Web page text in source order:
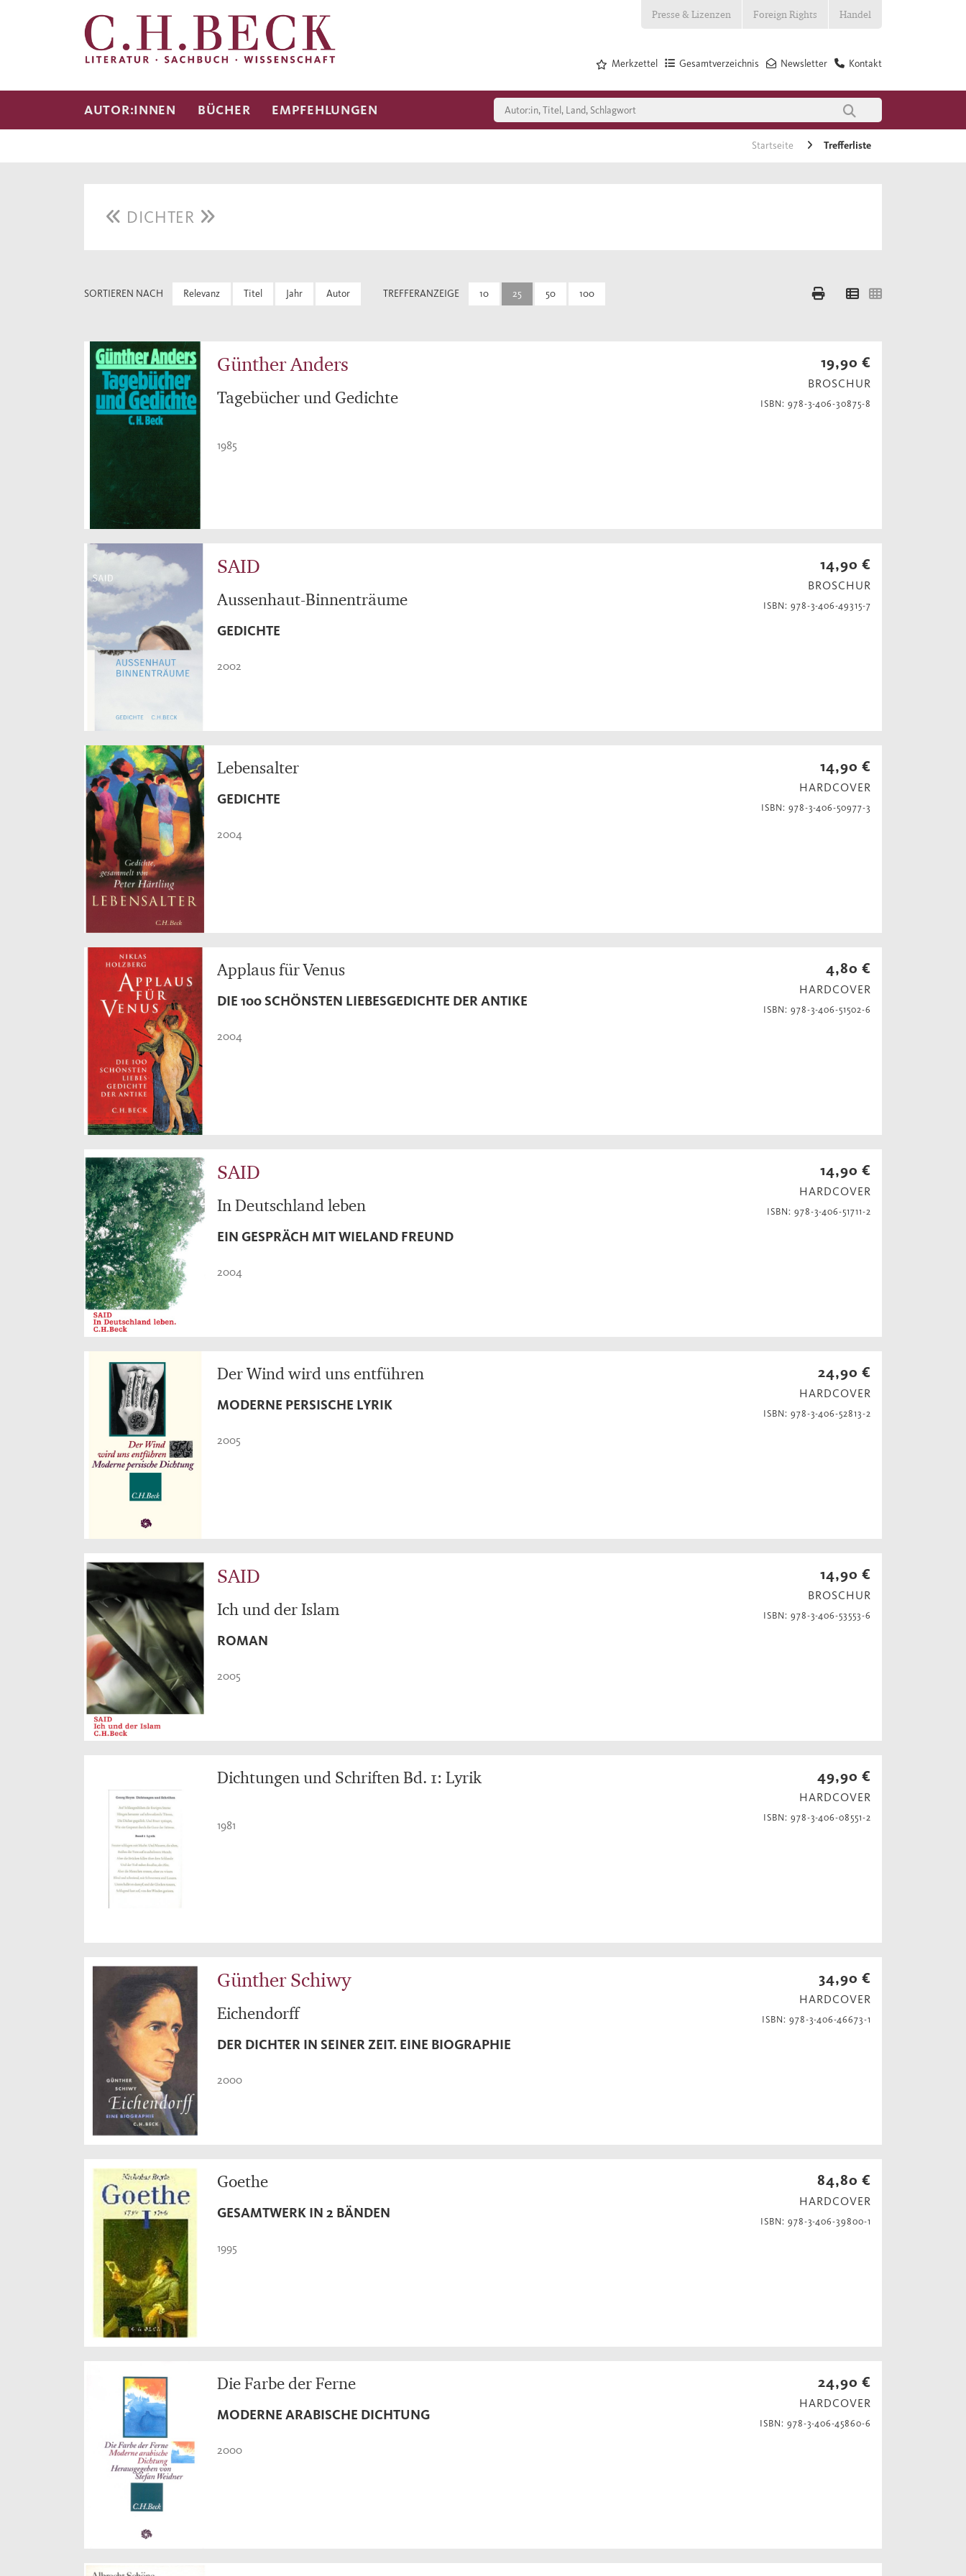
Presse & Lizenzen Foreign Rights Handel
Kontakt
Newsletter
Gesamtverzeichnis
Merkzettel
AUTOR:INNEN BÜCHER EMPFEHLUNGEN
Startseite Trefferliste
DICHTER
SORTIEREN NACH Relevanz Titel Jahr Autor TREFFERANZEIGE 10 25 50 100
Günther Anders
Tagebücher und Gedichte
1985
19,90 €
BROSCHUR
ISBN: 978-3-406-30875-8
SAID
Aussenhaut-Binnenträume
GEDICHTE
2002
14,90 €
BROSCHUR
ISBN: 978-3-406-49315-7
Lebensalter
GEDICHTE
2004
14,90 €
HARDCOVER
ISBN: 978-3-406-50977-3
Applaus für Venus
DIE 100 SCHÖNSTEN LIEBESGEDICHTE DER ANTIKE
2004
4,80 €
HARDCOVER
ISBN: 978-3-406-51502-6
SAID
In Deutschland leben
EIN GESPRÄCH MIT WIELAND FREUND
2004
14,90 €
HARDCOVER
ISBN: 978-3-406-51711-2
Der Wind wird uns entführen
MODERNE PERSISCHE LYRIK
2005
24,90 €
HARDCOVER
ISBN: 978-3-406-52813-2
SAID
Ich und der Islam
ROMAN
2005
14,90 €
BROSCHUR
ISBN: 978-3-406-53553-6
Dichtungen und Schriften Bd. 1: Lyrik
1981
49,90 €
HARDCOVER
ISBN: 978-3-406-08551-2
Günther Schiwy
Eichendorff
DER DICHTER IN SEINER ZEIT. EINE BIOGRAPHIE
2000
34,90 €
HARDCOVER
ISBN: 978-3-406-46673-1
Goethe
GESAMTWERK IN 2 BÄNDEN
1995
84,80 €
HARDCOVER
ISBN: 978-3-406-39800-1
Die Farbe der Ferne
MODERNE ARABISCHE DICHTUNG
2000
24,90 €
HARDCOVER
ISBN: 978-3-406-45860-6